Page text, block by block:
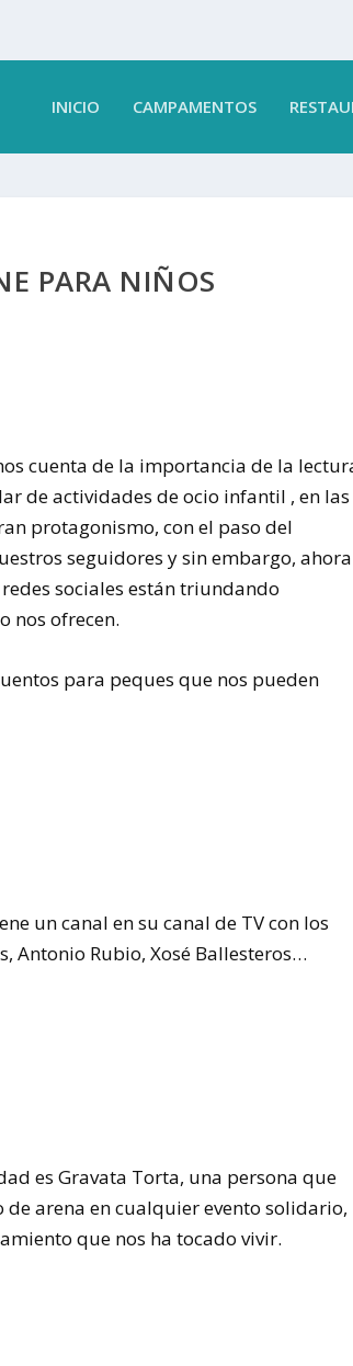
INICIO CAMPAMENTOS
PARA NIÑOS
cuenta de la importancia de la
de actividades de ocio infantil , en las
protagonismo, con el paso del
seguidores y sin embargo, ahora
sociales están triundando
nos ofrecen.
para peques que nos pueden
un canal en su canal de TV con los
Antonio Rubio, Xosé Ballesteros…
es Gravata Torta, una persona que
arena en cualquier evento solidario,
que nos ha tocado vivir.